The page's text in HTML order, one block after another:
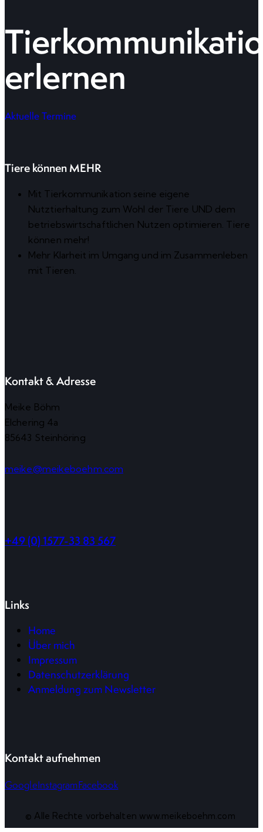
erlernen
Aktuelle Termine
Tiere können MEHR
Mit Tierkommunikation seine eigene
Nutztierhaltung zum Wohl der Tiere UND dem
betriebswirtschaftlichen Nutzen optimieren. Tiere
können mehr!
Mehr Klarheit im Umgang und im Zusammenleben
mit Tieren.
Kontakt & Adresse
Meike Böhm
Elchering 4a
85643 Steinhöring
meike@meikeboehm.com
+49 (0) 1577-33 83 567
Links
Home
Über mich
Impressum
Datenschutzerklärung
Anmeldung zum Newsletter
Kontakt aufnehmen
GoogleInstagramFacebook
© Alle Rechte vorbehalten www.meikeboehm.com